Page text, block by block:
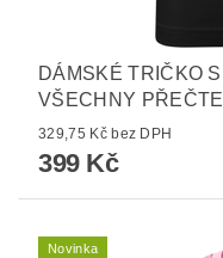
DÁMSKÉ TRIČKO
VŠECHNY
329,75 Kč bez DPH
399 Kč
Novinka